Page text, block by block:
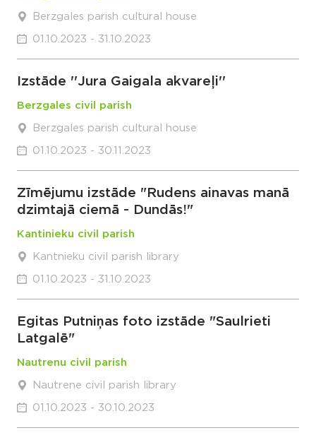
Berzgales parish cultural house
01.10.2023 - 31.10.2023
Izstāde ''Jura Gaigala akvareļi''
Berzgales civil parish
Berzgales parish cultural house
01.10.2023 - 30.11.2023
Zīmējumu izstāde "Rudens ainavas manā
dzimtajā ciemā - Dundās!"
Kantinieku civil parish
Kantnieku civil parish library
01.10.2023 - 31.10.2023
Egitas Putniņas foto izstāde "Saulrieti
Latgalē"
Nautrenu civil parish
Nautrene civil parish library
01.10.2023 - 30.10.2023